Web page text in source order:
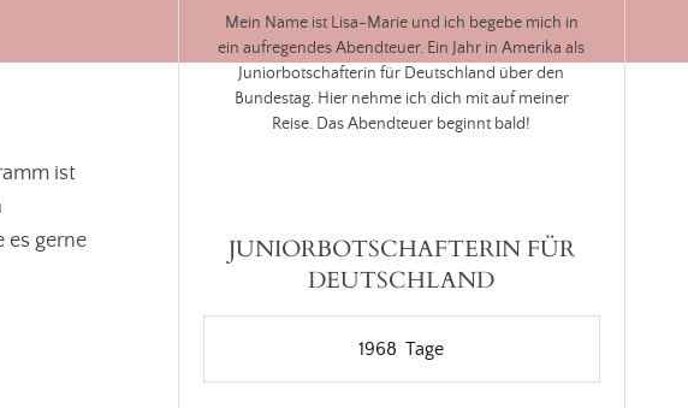
ist
es gerne
Mein Name ist Lisa-Marie und ich begebe mich in
ein aufregendes Abendteuer. Ein Jahr in Amerika als
Juniorbotschafterin für Deutschland über den
Bundestag. Hier nehme ich dich mit auf meiner
Reise. Das Abendteuer beginnt bald!
JUNIORBOTSCHAFTERIN FÜR
DEUTSCHLAND
1968 Tage